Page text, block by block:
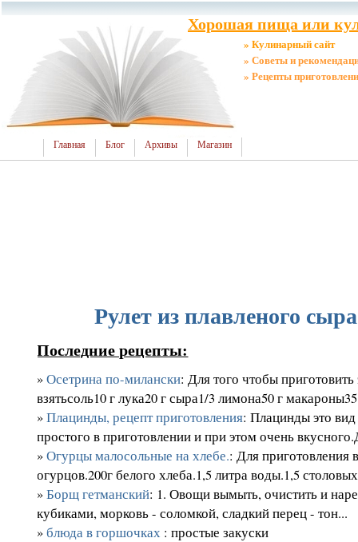
Хорошая пища или
» Кулинарный сайт
» Советы и
» Рецепты
Главная Блог Архивы Магазин
Рулет из плавленого
Последние рецепты:
»Осетрина по-милански: Для того чтобы
взятьсоль10 г лука20 г сыра1/3 лимона50 г
»Плацинды, рецепт приготовления: Плацинды это
простого в приготовлении и при этом очень
»Огурцы малосольные на хлебе.: Для приготовления
огурцов.200г белого хлеба.1,5 литра воды.1,5
»Борщ гетманский: 1. Овощи вымыть, очистить и
кубиками, морковь - соломкой, сладкий перец - тон...
»блюда в горшочках : простые закуски